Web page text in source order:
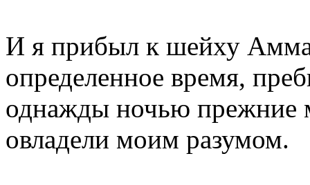
И я прибыл к шейху
определенное время,
однажды ночью прежние
овладели моим разумом.